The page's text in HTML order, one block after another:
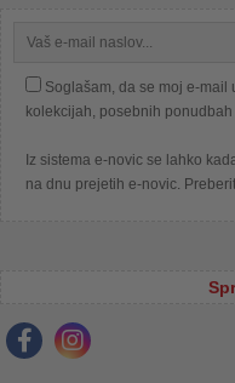
Soglašam, da se moj e-
kolekcijah, posebnih
Iz sistema e-novic se lahko
na dnu prejetih e-novic.